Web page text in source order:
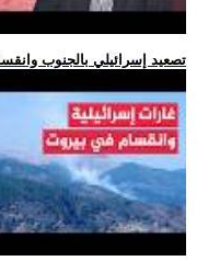
.. تصعيد إسرائيلي بالجنوب